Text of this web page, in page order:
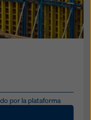
por la plataforma